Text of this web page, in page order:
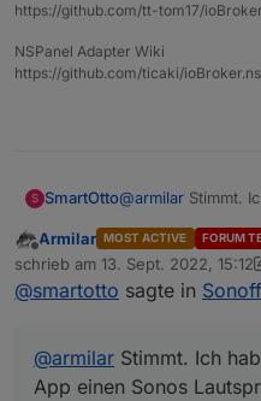
https://github.com/tt-tom17/
NSPanel Adapter Wiki
https://github.com/ticaki/
S SmartOtto@armilar Stimmt.
dann erscheint er
Adapter Liste. --
das hatte ich
Offline
Armilar MOST ACTIVE FORUM
schrieb am 13. Sept. 2022, 15:12
zuletzt editiert von Armilar
@smartotto sagte in
@armilar Stimmt. Ich
App einen Sonos